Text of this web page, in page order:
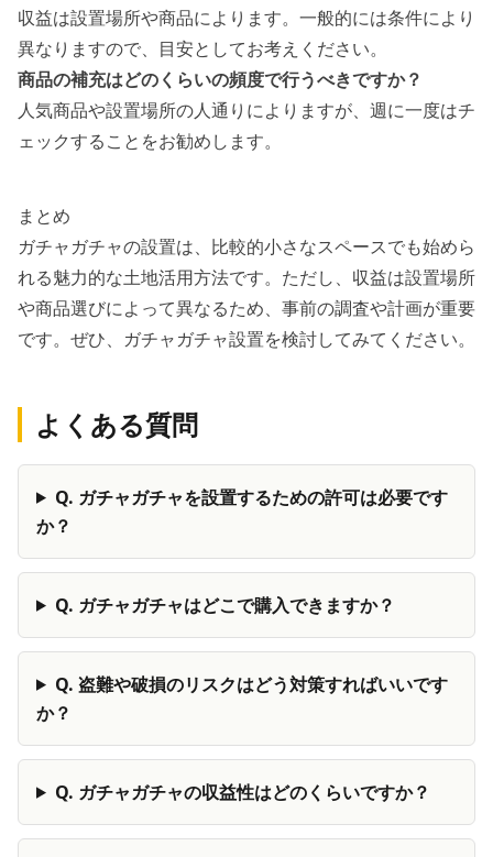
収益は設置場所や商品によります。一般的には条件により
異なりますので、目安としてお考えください。
商品の補充はどのくらいの頻度で行うべきですか？
人気商品や設置場所の人通りによりますが、週に一度はチ
ェックすることをお勧めします。
まとめ
ガチャガチャの設置は、比較的小さなスペースでも始めら
れる魅力的な土地活用方法です。ただし、収益は設置場所
や商品選びによって異なるため、事前の調査や計画が重要
です。ぜひ、ガチャガチャ設置を検討してみてください。
よくある質問
Q. ガチャガチャを設置するための許可は必要です
か？
Q. ガチャガチャはどこで購入できますか？
Q. 盗難や破損のリスクはどう対策すればいいです
か？
Q. ガチャガチャの収益性はどのくらいですか？